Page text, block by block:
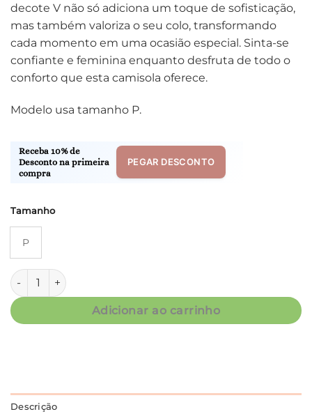
decote V não só adiciona um toque de sofisticação,
mas também valoriza o seu colo, transformando
cada momento em uma ocasião especial. Sinta-se
confiante e feminina enquanto desfruta de todo o
conforto que esta camisola oferece.
Modelo usa tamanho P.
Receba 10% de
Desconto na primeira
compra
PEGAR DESCONTO
Tamanho
P
Camisola Curta - Fluity Corações Pink - Col. Apego
Adicionar ao carrinho
Descrição